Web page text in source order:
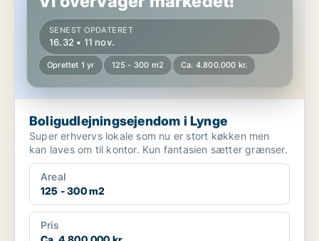
SENEST OPDATERET
16.32 • 11 nov.
Oprettet 1 yr 125 - 300 m2 Ca. 4.800.000 kr.
Boligudlejningsejendom i Lynge
Super erhvervs lokale som nu er stort køkken men
kan laves om til kontor. Kun fantasien sætter grænser.
Areal
125 - 300 m2
Pris